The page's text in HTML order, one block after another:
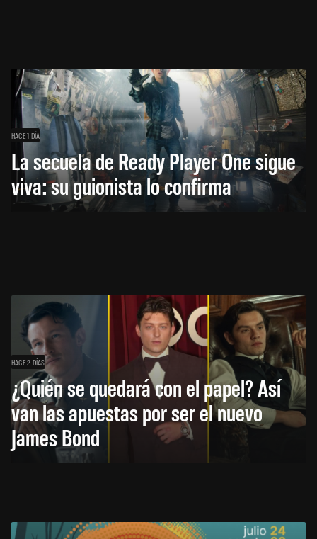
HACE 1 DÍA
La secuela de Ready Player One sigue
viva: su guionista lo confirma
HACE 2 DÍAS
¿Quién se quedará con el papel? Así
van las apuestas por ser el nuevo
James Bond